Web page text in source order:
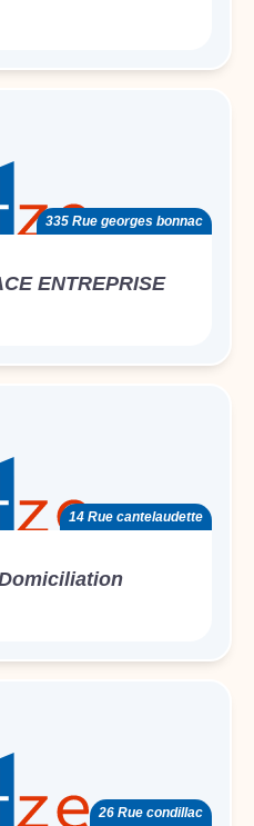
335 Rue georges bonnac
ENTREPRISE
14 Rue cantelaudette
26 Rue condillac